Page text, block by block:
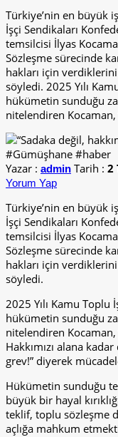
Türkiye’nin en büyük
İşçi Sendikaları
temsilcisi İlyas
Sözleşme sürecinde
hakları için
söyledi. 2025 Yılı
hükümetin sunduğu
nitelendiren Kocaman,
Yazar : admin Tarih : 2
Yorum Yap
Türkiye’nin en büyük
İşçi Sendikaları
temsilcisi İlyas
Sözleşme sürecinde
hakları için
söyledi.
2025 Yılı Kamu
hükümetin sunduğu
nitelendiren Kocaman,
Hakkımızı alana
grev!” diyerek
Hükümetin sunduğu
büyük bir hayal
teklif, toplu sözleşme
açlığa mahkum